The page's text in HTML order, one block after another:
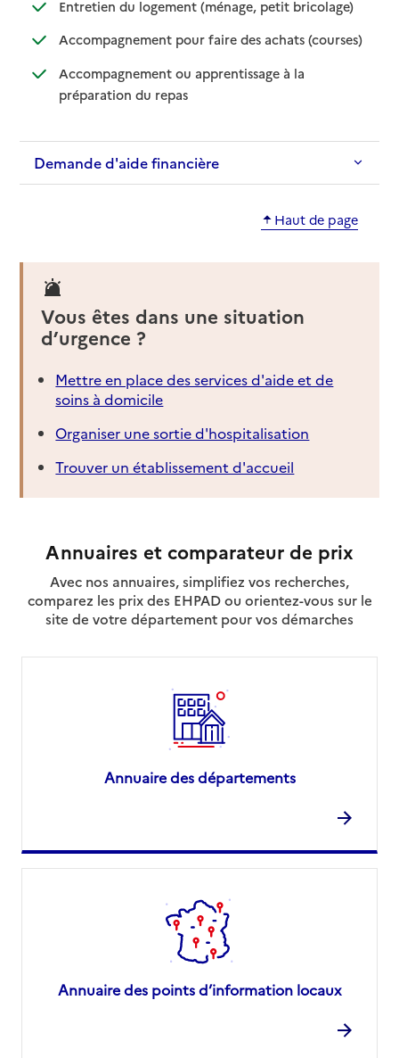
Entretien du logement (ménage, petit bricolage)
Accompagnement pour faire des achats (courses)
:
: non
Accompagnement ou apprentissage à la
préparation du repas: disponible
: non disponible
Demande d'aide financière
Haut de page
Vous êtes dans une situation
d’urgence ?
Mettre en place des services d'aide et de
soins à domicile
Organiser une sortie d'hospitalisation
Trouver un établissement d'accueil
Annuaires et comparateur de prix
Avec nos annuaires, simplifiez vos recherches,
comparez les prix des EHPAD ou orientez-vous sur le
site de votre département pour vos démarches
Annuaire des départements
Annuaire des points d’information locaux